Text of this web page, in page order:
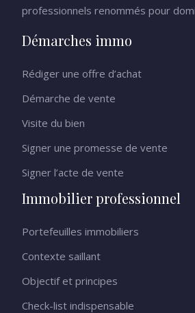
professionnels renommés pour
Démarches immo
Rédiger une offre d’achat
Démarche de vente
Visite du bien
Signer une promesse de vente
Signer l’acte de vente
Immobilier professionnel
Portefeuilles immobiliers
Contexte saillant
Objectif et principes
Check-list indispensable